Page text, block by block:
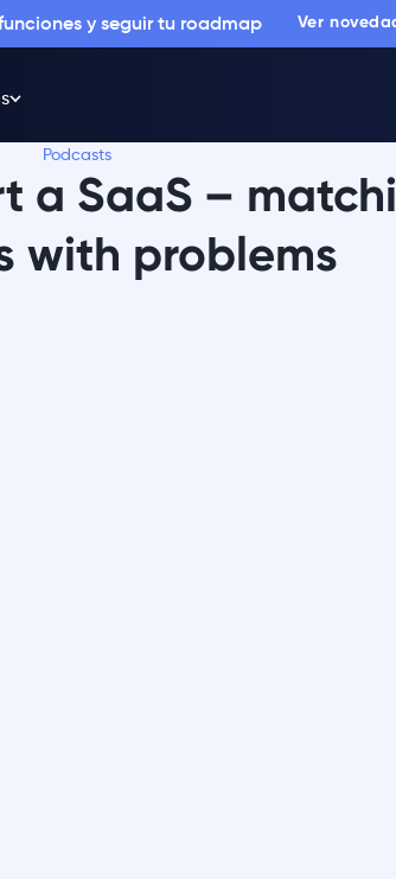
y seguir tu roadmap Ver
Podcasts
a SaaS –
with problems